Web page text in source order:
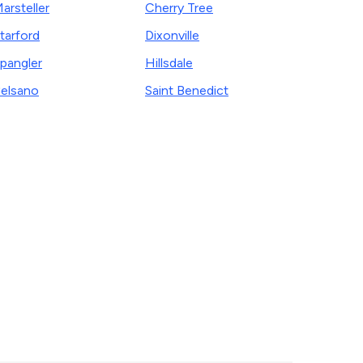
Cherry Tree
Dixonville
Hillsdale
Saint Benedict